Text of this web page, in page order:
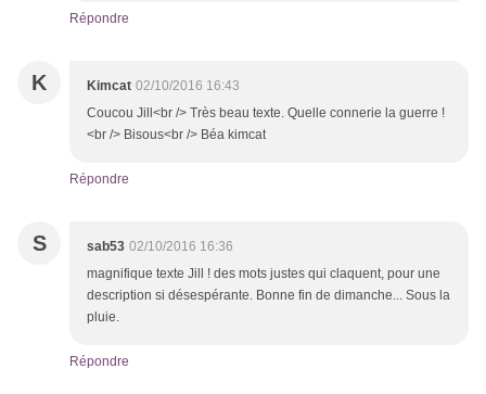
Répondre
K Kimcat 02/10/2016 16:43
Coucou Jill<br /> Très beau texte. Quelle connerie la guerre !
<br /> Bisous<br /> Béa kimcat
Répondre
S sab53 02/10/2016 16:36
magnifique texte Jill ! des mots justes qui claquent, pour une
description si désespérante. Bonne fin de dimanche... Sous la
pluie.
Répondre